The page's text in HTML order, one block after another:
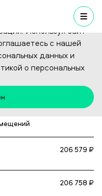
206 579 ₽
206 758 ₽
работы сайта,
Используя сайт
с нашей
данных и
о персональных